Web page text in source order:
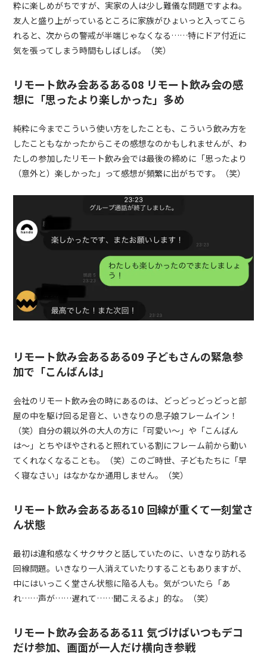
粋に楽しめがちですが、実家の人は少し難儀な問題ですよね。
友人と盛り上がっているところに家族がひょいっと入ってこら
れると、次からの警戒が半端じゃなくなる……特にドア付近に
気を張ってしまう時間もしばしば。（笑）
リモート飲み会あるある08 リモート飲み会の感
想に「思ったより楽しかった」多め
純粋に今までこういう使い方をしたことも、こういう飲み方を
したこともなかったからこその感想なのかもしれませんが、わ
たしの参加したリモート飲み会では最後の締めに「思ったより
（意外と）楽しかった」って感想が頻繁に出がちです。（笑）
リモート飲み会あるある09 子どもさんの緊急参
加で「こんばんは」
会社のリモート飲み会の時にあるのは、どっどっどっどっと部
屋の中を駆け回る足音と、いきなりの息子娘フレームイン！
（笑）自分の親以外の大人の方に「可愛い〜」や「こんばん
は〜」とちやほやされると照れている割にフレーム前から動い
てくれなくなることも。（笑）このご時世、子どもたちに「早
く寝なさい」はなかなか通用しません。（笑）
リモート飲み会あるある10 回線が重くて一刻堂さ
ん状態
最初は違和感なくサクサクと話していたのに、いきなり訪れる
回線問題。いきなり一人消えていたりすることもありますが、
中にはいっこく堂さん状態に陥る人も。気がついたら「あ
れ……声が……遅れて……聞こえるよ」的な。（笑）
リモート飲み会あるある11 気づけばいつもデコ
だけ参加、画面が一人だけ横向き参戦